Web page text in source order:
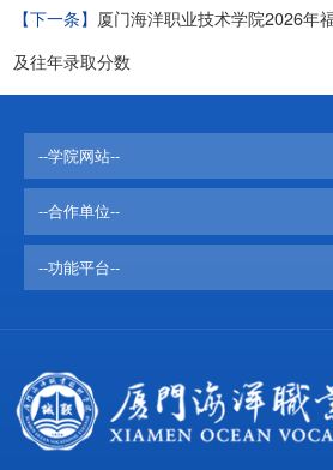
【下一条】 厦门海洋职业技术学院2026年
及往年录取分数